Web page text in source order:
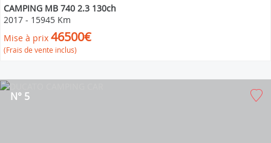
CAMPING MB 740 2.3 130ch
2017 - 15945 Km
Mise à prix 46500€
(Frais de vente inclus)
N° 5